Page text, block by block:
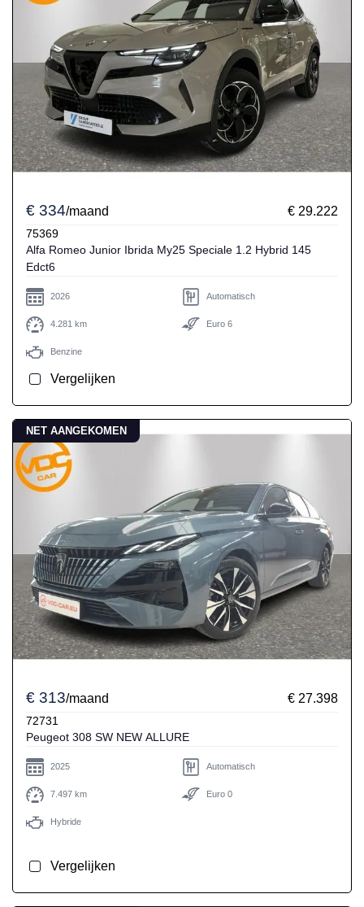
€ 334/maand € 29.222
75369
Alfa Romeo Junior Ibrida My25 Speciale 1.2 Hybrid 145
Edct6
2026 Automatisch
4.281 km Euro 6
Benzine
Vergelijken
NET AANGEKOMEN
€ 313/maand € 27.398
72731
Peugeot 308 SW NEW ALLURE
2025 Automatisch
7.497 km Euro 0
Hybride
Vergelijken